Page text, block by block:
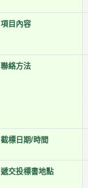
項目內容
聯絡方法
截標日期/時間
遞交投標書地點